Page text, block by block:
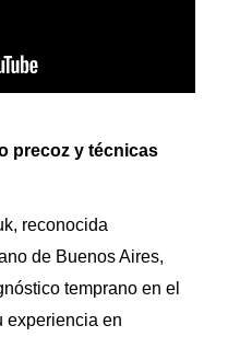
precoz y técnicas
reconocida
de Buenos Aires,
temprano en el
experiencia en